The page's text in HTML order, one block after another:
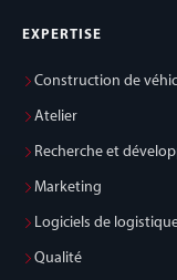
EXPERTISE
Construction de
Atelier
Recherche et
Marketing
Logiciels de
Qualité